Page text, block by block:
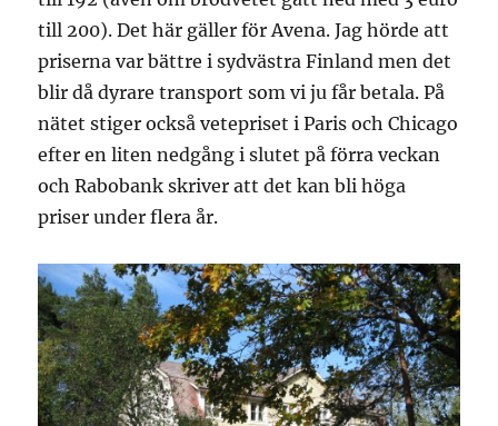
till 200). Det här gäller för Avena. Jag hörde att
priserna var bättre i sydvästra Finland men det
blir då dyrare transport som vi ju får betala. På
nätet stiger också vetepriset i Paris och Chicago
efter en liten nedgång i slutet på förra veckan
och Rabobank skriver att det kan bli höga
priser under flera år.